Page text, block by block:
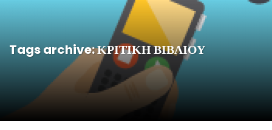
Tags archive: ΚΡΙΤΙΚΗ ΒΙΒΛΙΟΥ